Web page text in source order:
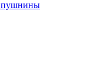
пушнины